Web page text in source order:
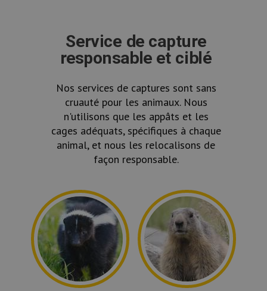
Nos services de captures sont sans
cruauté pour les animaux. Nous
n'utilisons que les appâts et les
cages adéquats, spécifiques à chaque
animal, et nous les relocalisons de
façon responsable.
Service de capture
responsable et ciblé